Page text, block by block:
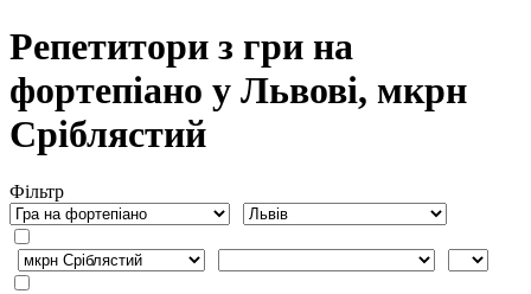
Репетитори з гри на
фортепіано у Львові, мкрн
Сріблястий
Фiльтр